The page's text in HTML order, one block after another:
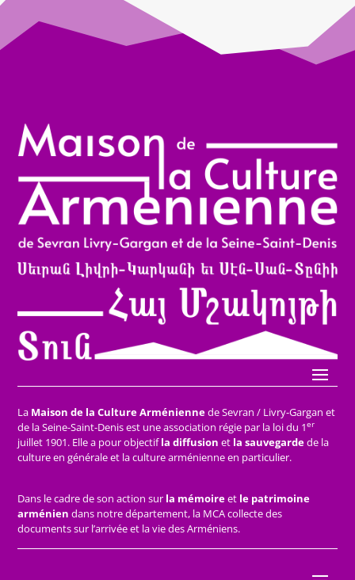
La Maison de la Culture Arméniennede Sevran / Livry-Gargan et
de la Seine-Saint-Denis est une association régie par la loi du 1er
juillet 1901. Elle a pour objectifla diffusion et la sauvegardede la
culture en générale et la culture arménienne en particulier.
Dans le cadre de son action sur la mémoireet le patrimoine
arménien dans notre département, la MCA collecte des
documents sur l’arrivée et la vie des Arméniens.